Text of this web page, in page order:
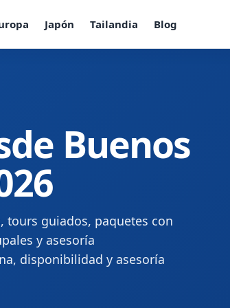
Japón Tailandia Blog
Buenos
tours guiados, paquetes con
y asesoría
disponibilidad y asesoría